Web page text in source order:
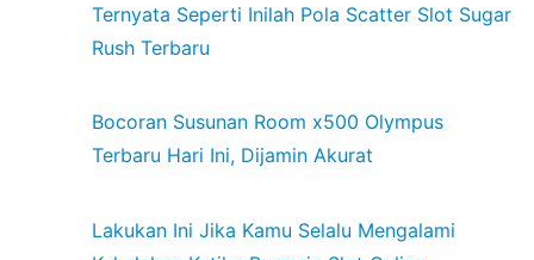
Ternyata Seperti Inilah Pola Scatter Slot Sugar
Rush Terbaru
Bocoran Susunan Room x500 Olympus
Terbaru Hari Ini, Dijamin Akurat
Lakukan Ini Jika Kamu Selalu Mengalami